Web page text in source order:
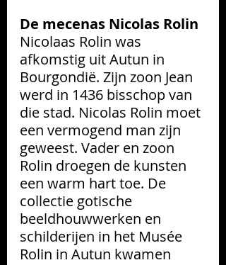
De mecenas Nicolas Rolin
Nicolaas Rolin was
afkomstig uit Autun in
Bourgondië. Zijn zoon Jean
werd in 1436 bisschop van
die stad. Nicolas Rolin moet
een vermogend man zijn
geweest. Vader en zoon
Rolin droegen de kunsten
een warm hart toe. De
collectie gotische
beeldhouwwerken en
schilderijen in het Musée
Rolin in Autun kwamen